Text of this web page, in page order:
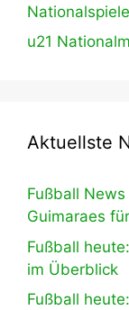
u21
Aktuellste
Fußball
Guimaraes
Fußball
im Überblick
Fußball